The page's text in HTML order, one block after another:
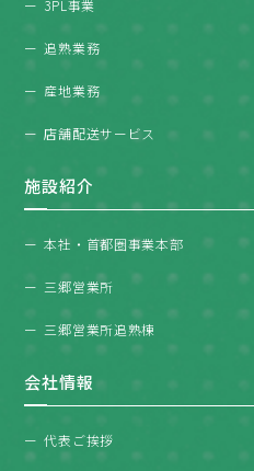
3PL事業
追熟業務
産地業務
店舗配送サービス
施設紹介
本社・首都圏事業本部
三郷営業所
三郷営業所追熟棟
会社情報
代表ご挨拶